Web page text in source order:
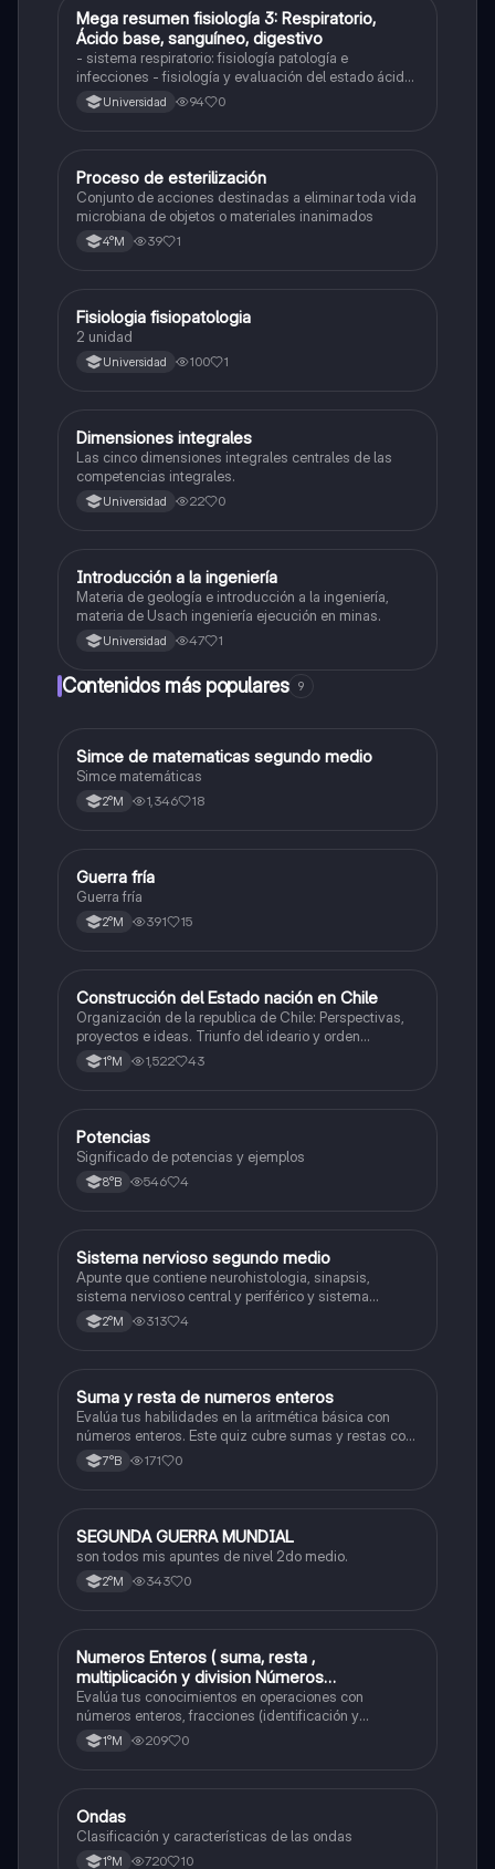
Biología
Mega resumen fisiología 3: Respiratorio,
Ácido base, sanguíneo, digestivo
- sistema respiratorio: fisiología patología e
infecciones - fisiología y evaluación del estado ácido
base - sistema renal: fisiología y patología -
sanguíneo: lo más básico y anemia - fisiología
Universidad 94 0
Otros
Proceso de esterilización
Conjunto de acciones destinadas a eliminar toda vida
microbiana de objetos o materiales inanimados
4°M 39 1
Otros
Fisiologia fisiopatologia
2 unidad
Universidad 100 1
Otros
Dimensiones integrales
Las cinco dimensiones integrales centrales de las
competencias integrales.
Universidad 22 0
Otros
Introducción a la ingeniería
Materia de geología e introducción a la ingeniería,
materia de Usach ingeniería ejecución en minas.
Universidad 47 1
Contenidos más populares 9
Matemáticas
Simce de matematicas segundo medio
Simce matemáticas
2°M 1,346 18
Historia
Guerra fría
Guerra fría
2°M 391 15
Historia
Construcción del Estado nación en Chile
Organización de la republica de Chile: Perspectivas,
proyectos e ideas. Triunfo del ideario y orden
conservador. Constitución de 1833. "Era Portaliana"
1°M 1,522 43
Matemáticas
Potencias
Significado de potencias y ejemplos
8°B 546 4
Biología
Sistema nervioso segundo medio
Apunte que contiene neurohistologia, sinapsis,
sistema nervioso central y periférico y sistema
endocrino
2°M 313 4
SMatemáticas
Suma y resta de numeros enteros
Evalúa tus habilidades en la aritmética básica con
números enteros. Este quiz cubre sumas y restas con
números positivos y negativos.
7°B 171 0
Historia
SEGUNDA GUERRA MUNDIAL
son todos mis apuntes de nivel 2do medio.
2°M 343 0
Matemáticas
Numeros Enteros ( suma, resta ,
multiplicación y division Números
Fraccionarios si es Propia o Impropia o mixto
( suma , resta , multiplicación y división)
Porcentaje ( fracción, porcentual y decimal).
Evalúa tus conocimientos en operaciones con
números enteros, fracciones (identificación y
operaciones) y conversiones de porcentajes (fracción,
decimal y viceversa).
1°M 209 0
Física
Ondas
Clasificación y características de las ondas
1°M 720 10